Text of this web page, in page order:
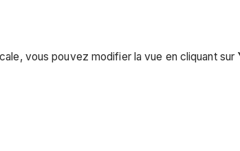
vous pouvez modifier la vue en cliquant sur